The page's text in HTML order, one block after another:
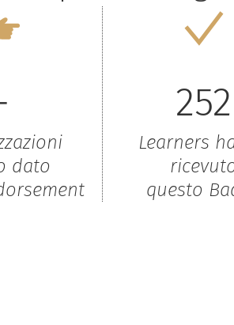
dato
252
Learners
questo